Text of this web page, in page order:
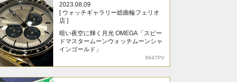
2023.08.09
[ ウォッチギャラリー総曲輪フェリオ
店 ]
暗い夜空に輝く月光 OMEGA「スピー
ドマスタームーンウォッチムーンシャ
インゴールド」
8647PV